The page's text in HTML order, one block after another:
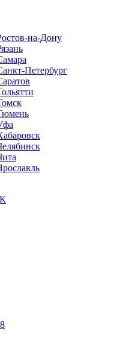
на-Дону
Петербург